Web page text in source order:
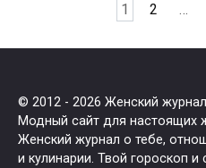
1 2 …
© 2012 - 2026 Женский журнал
Модный сайт для настоящих
Женский журнал о тебе,
и кулинарии. Твой гороскоп